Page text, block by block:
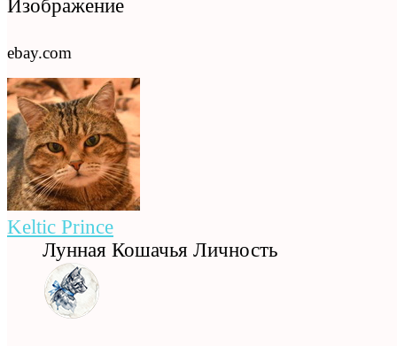
ebay.com
Keltic Prince
Лунная Кошачья Личность